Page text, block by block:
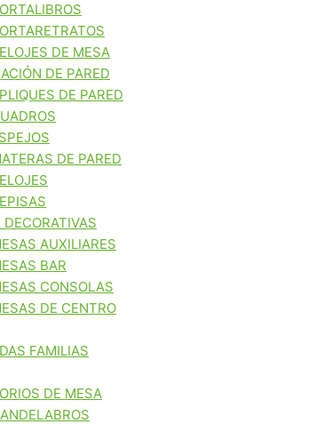
DE MESA
DE PARED
DE PARED
DE PARED
DECORATIVAS
AUXILIARES
BAR
CONSOLAS
DE CENTRO
FAMILIAS
DE MESA